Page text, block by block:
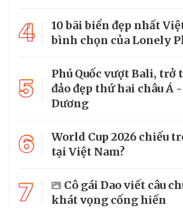
4
10 bãi biển đẹp nhất
bình chọn của Lonely
5
Phú Quốc vượt Bali, trở
đảo đẹp thứ hai châu Á
Dương
6
World Cup 2026 chiếu
tại Việt Nam?
7
Cô gái Dao viết câu
khát vọng cống hiến